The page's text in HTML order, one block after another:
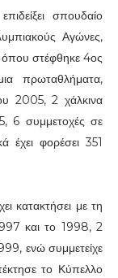
σπουδαίο
Αγώνες,
στέφθηκε 4ος
πρωταθλήματα,
2005, 2 χάλκινα
6 συμμετοχές σε
έχει φορέσει 351
κατακτήσει με τη
και το 1998, 2
ενώ συμμετείχε
το Κύπελλο